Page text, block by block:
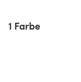
1 Farbe